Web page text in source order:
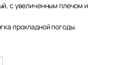
с увеличенным плечом и
прохладной погоды.